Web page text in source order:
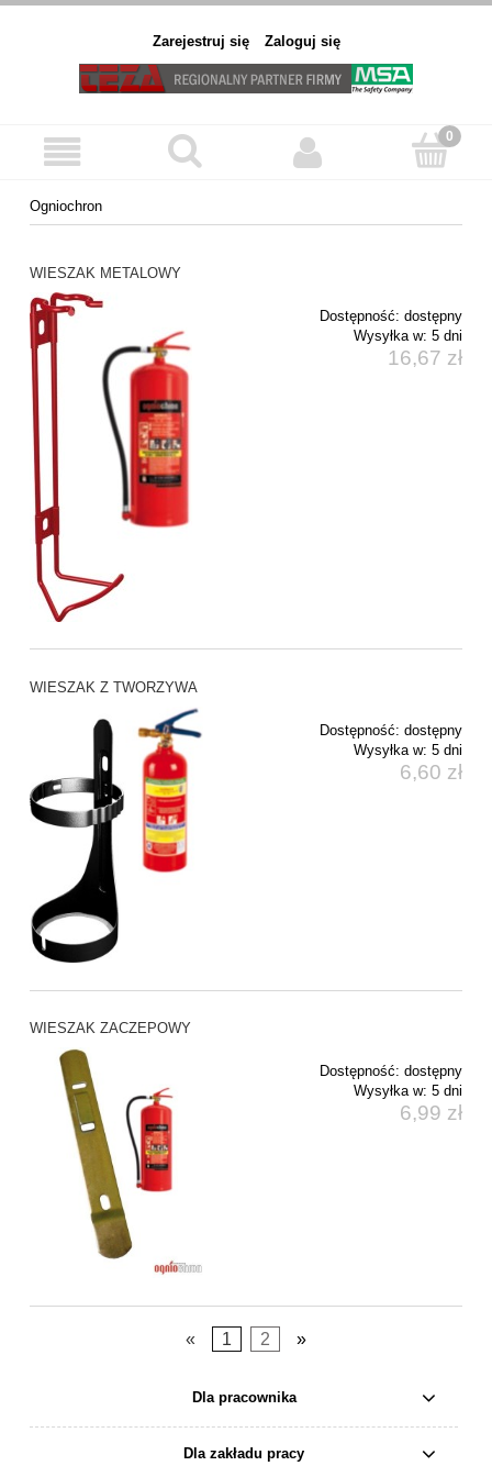
Zarejestruj się Zaloguj się
Ogniochron
WIESZAK METALOWY
Dostępność: dostępny
Wysyłka w: 5 dni
16,67 zł
WIESZAK Z TWORZYWA
Dostępność: dostępny
Wysyłka w: 5 dni
6,60 zł
WIESZAK ZACZEPOWY
Dostępność: dostępny
Wysyłka w: 5 dni
6,99 zł
« 1 2 »
Dla pracownika
Dla zakładu pracy